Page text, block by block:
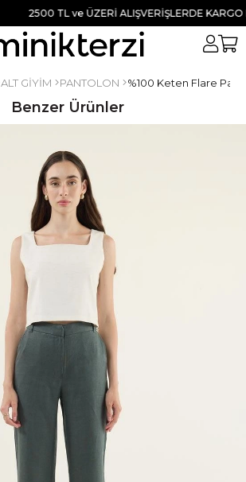
2500 TL ve ÜZERİ ALIŞVERİŞLERDE KARGO
ALT GİYİM PANTOLON %100 Keten Flare
Benzer Ürünler